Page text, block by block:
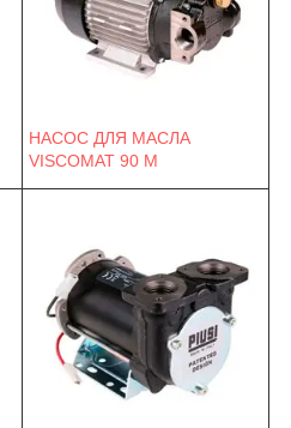
НАСОС ДЛЯ МАСЛА
VISCOMAT 90 M